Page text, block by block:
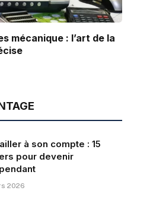
mécanique : l’art de la
à son compte : 15
pour devenir
2026